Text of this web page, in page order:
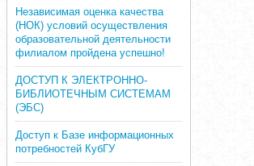
Независимая оценка качества
(НОК) условий осуществления
образовательной деятельности
филиалом пройдена успешно!
ДОСТУП К ЭЛЕКТРОННО-
БИБЛИОТЕЧНЫМ СИСТЕМАМ
(ЭБС)
Доступ к Базе информационных
потребностей КубГУ